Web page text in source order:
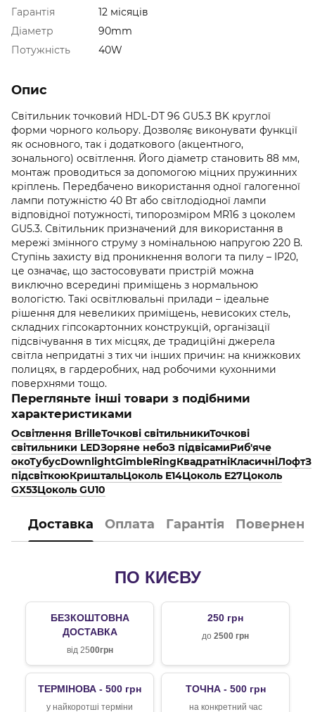
Гарантія
12 місяців
Діаметр
90mm
Потужність
40W
Опис
Світильник точковий HDL-DT 96 GU5.3 BK круглої
форми чорного кольору. Дозволяє виконувати функції
як основного, так і додаткового (акцентного,
зонального) освітлення. Його діаметр становить 88 мм,
монтаж проводиться за допомогою міцних пружинних
кріплень. Передбачено використання одної галогенної
лампи потужністю 40 Вт або світлодіодної лампи
відповідної потужності, типорозміром MR16 з цоколем
GU5.3. Світильник призначений для використання в
мережі змінного струму з номінальною напругою 220 В.
Ступінь захисту від проникнення вологи та пилу – IP20,
це означає, що застосовувати пристрій можна
виключно всередині приміщень з нормальною
вологістю. Такі освітлювальні прилади – ідеальне
рішення для невеликих приміщень, невисоких стель,
складних гіпсокартонних конструкцій, організації
підсвічування в тих місцях, де традиційні джерела
світла непридатні з тих чи інших причин: на книжкових
полицях, в гардеробних, над робочими кухонними
поверхнями тощо.
Перегляньте інші товари з подібними
характеристиками
Освітлення BrilleТочкові світильникиТочкові
світильники LEDЗоряне небоЗ підвісамиРиб'яче
окоТубусDownlightGimbleRingКвадратніКласичніЛофтЗ
підсвіткоюКриштальЦоколь E14Цоколь E27Цоколь
GX53Цоколь GU10
Доставка Оплата Гарантія
ПО КИЄВУ
БЕЗКОШТОВНА
ДОСТАВКА
від 2500грн
250 грн
до 2500 грн
ТЕРМІНОВА - 500 грн
у найкоротші терміни
ТОЧНА - 500 грн
на конкретний час